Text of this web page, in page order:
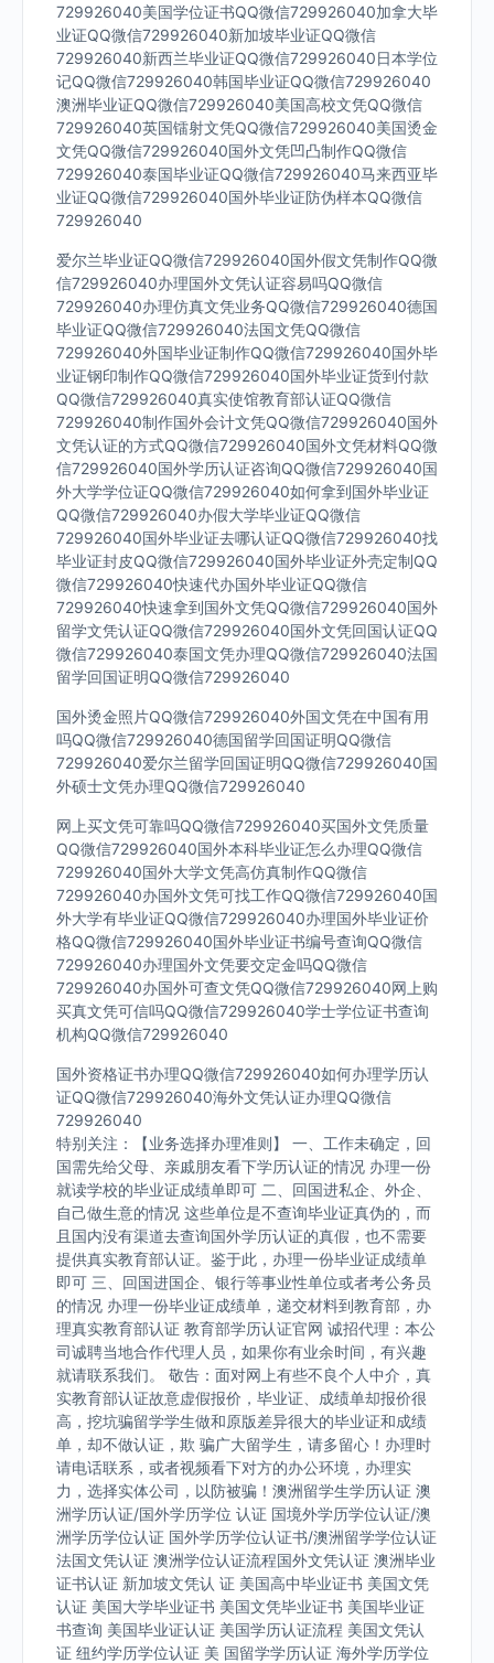
729926040美国学位证书QQ微信729926040加拿大毕
业证QQ微信729926040新加坡毕业证QQ微信
729926040新西兰毕业证QQ微信729926040日本学位
记QQ微信729926040韩国毕业证QQ微信729926040
澳洲毕业证QQ微信729926040美国高校文凭QQ微信
729926040英国镭射文凭QQ微信729926040美国烫金
文凭QQ微信729926040国外文凭凹凸制作QQ微信
729926040泰国毕业证QQ微信729926040马来西亚毕
业证QQ微信729926040国外毕业证防伪样本QQ微信
729926040
爱尔兰毕业证QQ微信729926040国外假文凭制作QQ微
信729926040办理国外文凭认证容易吗QQ微信
729926040办理仿真文凭业务QQ微信729926040德国
毕业证QQ微信729926040法国文凭QQ微信
729926040外国毕业证制作QQ微信729926040国外毕
业证钢印制作QQ微信729926040国外毕业证货到付款
QQ微信729926040真实使馆教育部认证QQ微信
729926040制作国外会计文凭QQ微信729926040国外
文凭认证的方式QQ微信729926040国外文凭材料QQ微
信729926040国外学历认证咨询QQ微信729926040国
外大学学位证QQ微信729926040如何拿到国外毕业证
QQ微信729926040办假大学毕业证QQ微信
729926040国外毕业证去哪认证QQ微信729926040找
毕业证封皮QQ微信729926040国外毕业证外壳定制QQ
微信729926040快速代办国外毕业证QQ微信
729926040快速拿到国外文凭QQ微信729926040国外
留学文凭认证QQ微信729926040国外文凭回国认证QQ
微信729926040泰国文凭办理QQ微信729926040法国
留学回国证明QQ微信729926040
国外烫金照片QQ微信729926040外国文凭在中国有用
吗QQ微信729926040德国留学回国证明QQ微信
729926040爱尔兰留学回国证明QQ微信729926040国
外硕士文凭办理QQ微信729926040
网上买文凭可靠吗QQ微信729926040买国外文凭质量
QQ微信729926040国外本科毕业证怎么办理QQ微信
729926040国外大学文凭高仿真制作QQ微信
729926040办国外文凭可找工作QQ微信729926040国
外大学有毕业证QQ微信729926040办理国外毕业证价
格QQ微信729926040国外毕业证书编号查询QQ微信
729926040办理国外文凭要交定金吗QQ微信
729926040办国外可查文凭QQ微信729926040网上购
买真文凭可信吗QQ微信729926040学士学位证书查询
机构QQ微信729926040
国外资格证书办理QQ微信729926040如何办理学历认
证QQ微信729926040海外文凭认证办理QQ微信
729926040
特别关注：【业务选择办理准则】 一、工作未确定，回
国需先给父母、亲戚朋友看下学历认证的情况 办理一份
就读学校的毕业证成绩单即可 二、回国进私企、外企、
自己做生意的情况 这些单位是不查询毕业证真伪的，而
且国内没有渠道去查询国外学历认证的真假，也不需要
提供真实教育部认证。鉴于此，办理一份毕业证成绩单
即可 三、回国进国企、银行等事业性单位或者考公务员
的情况 办理一份毕业证成绩单，递交材料到教育部，办
理真实教育部认证 教育部学历认证官网 诚招代理：本公
司诚聘当地合作代理人员，如果你有业余时间，有兴趣
就请联系我们。 敬告：面对网上有些不良个人中介，真
实教育部认证故意虚假报价，毕业证、成绩单却报价很
高，挖坑骗留学学生做和原版差异很大的毕业证和成绩
单，却不做认证，欺 骗广大留学生，请多留心！办理时
请电话联系，或者视频看下对方的办公环境，办理实
力，选择实体公司，以防被骗！澳洲留学生学历认证 澳
洲学历认证/国外学历学位 认证 国境外学历学位认证/澳
洲学历学位认证 国外学历学位认证书/澳洲留学学位认证
法国文凭认证 澳洲学位认证流程国外文凭认证 澳洲毕业
证书认证 新加坡文凭认 证 美国高中毕业证书 美国文凭
认证 美国大学毕业证书 美国文凭毕业证书 美国毕业证
书查询 美国毕业证认证 美国学历认证流程 美国文凭认
证 纽约学历学位认证 美 国留学学历认证 海外学历学位